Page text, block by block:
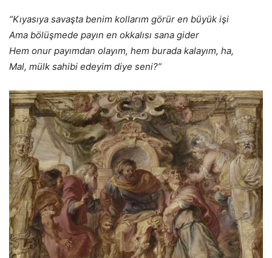
“Kıyasıya savaşta benim kollarım görür en büyük işi
Ama bölüşmede payın en okkalısı sana gider
Hem onur payımdan olayım, hem burada kalayım, ha,
Mal, mülk sahibi edeyim diye seni?”